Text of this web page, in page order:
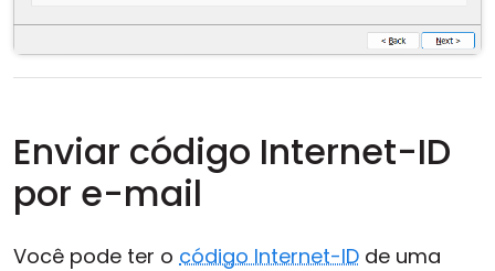
Enviar código Internet-ID
por e-mail
Você pode ter o código Internet-ID de uma